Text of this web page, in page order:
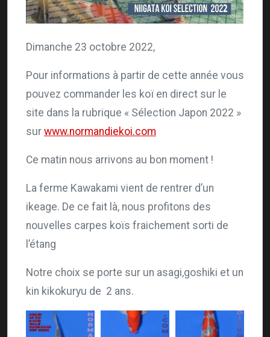
Dimanche 23 octobre 2022,
Pour informations à partir de cette année vous
pouvez commander les koï en direct sur le
site dans la rubrique « Sélection Japon 2022 »
sur www.normandiekoi.com
Ce matin nous arrivons au bon moment !
La ferme Kawakami vient de rentrer d’un
ikeage. De ce fait là, nous profitons des
nouvelles carpes koïs fraichement sorti de
l’étang
Notre choix se porte sur un asagi,goshiki et un
kin kikokuryu de 2 ans.